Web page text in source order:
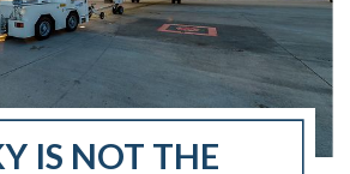
IS NOT THE